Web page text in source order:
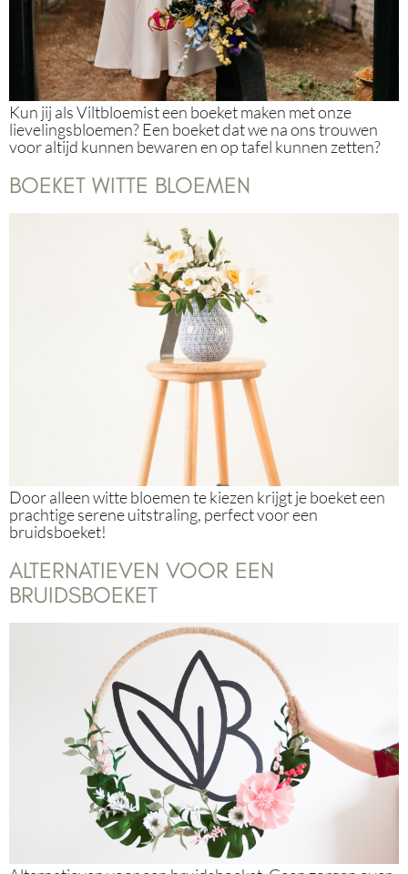
Kun jij als Viltbloemist een boeket maken met onze
lievelingsbloemen? Een boeket dat we na ons trouwen
voor altijd kunnen bewaren en op tafel kunnen zetten?
BOEKET WITTE BLOEMEN
Door alleen witte bloemen te kiezen krijgt je boeket een
prachtige serene uitstraling, perfect voor een
bruidsboeket!
ALTERNATIEVEN VOOR EEN
BRUIDSBOEKET